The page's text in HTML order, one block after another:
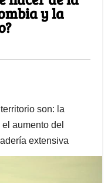
y la
son: la
aumento del
extensiva